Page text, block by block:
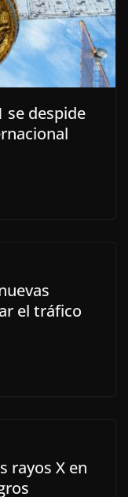
se despide
el tráfico
rayos X en